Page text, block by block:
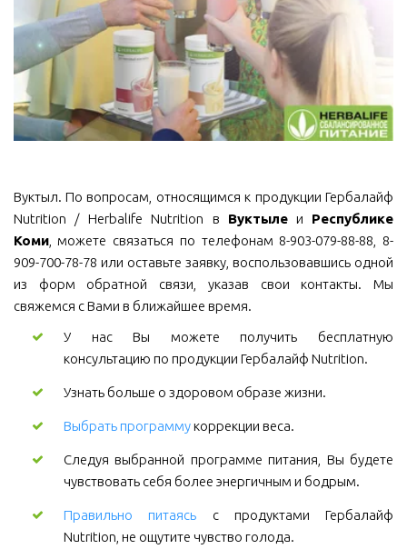
Вуктыл. По вопросам, относящимся к продукции Гербалайф
Nutrition / Herbalife Nutrition в Вуктылеи Республике
Коми, можете связаться по телефонам 8-903-079-88-88, 8-
909-700-78-78 или оставьте заявку, воспользовавшись одной
из форм обратной связи, указав свои контакты. Мы
свяжемся с Вами в ближайшее время.
У нас Вы можете получить бесплатную
консультацию по продукции Гербалайф Nutrition.
Узнать больше о здоровом образе жизни.
Выбрать программукоррекции веса.
Следуя выбранной программе питания, Вы будете
чувствовать себя более энергичным и бодрым.
Правильно питаясь с продуктами Гербалайф
Nutrition, не ощутите чувство голода.